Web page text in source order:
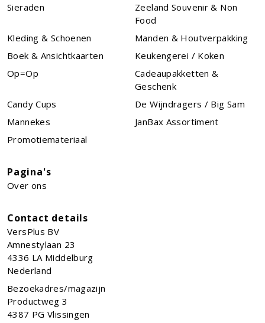
Sieraden
Zeeland Souvenir & Non
Food
Kleding & Schoenen
Manden & Houtverpakking
Boek & Ansichtkaarten
Keukengerei / Koken
Op=Op
Cadeaupakketten &
Geschenk
Candy Cups
De Wijndragers / Big Sam
Mannekes
JanBax Assortiment
Promotiemateriaal
Pagina's
Over ons
Contact details
VersPlus BV
Amnestylaan 23
4336 LA Middelburg
Nederland
Bezoekadres/magazijn
Productweg 3
4387 PG Vlissingen